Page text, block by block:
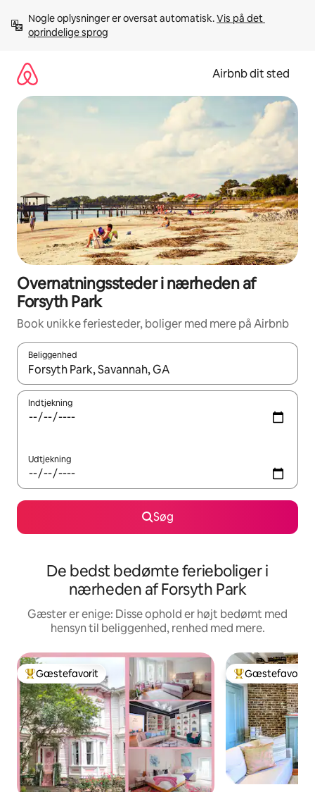
videre
Nogle oplysninger er oversat automatisk. Vis på det
oprindelige sprog
Airbnb dit sted
Overnatningssteder i nærheden af
Forsyth Park
Book unikke feriesteder, boliger med mere på Airbnb
Beliggenhed
Når resultaterne er tilgængelige, skal du navigere med
Indtjekning
Udtjekning
Søg
De bedst bedømte ferieboliger i
nærheden af Forsyth Park
Gæster er enige: Disse ophold er højt bedømt med
hensyn til beliggenhed, renhed med mere.
Bedste gæstefavorit
Gæstefavorit Bedste
Gæstefavorit